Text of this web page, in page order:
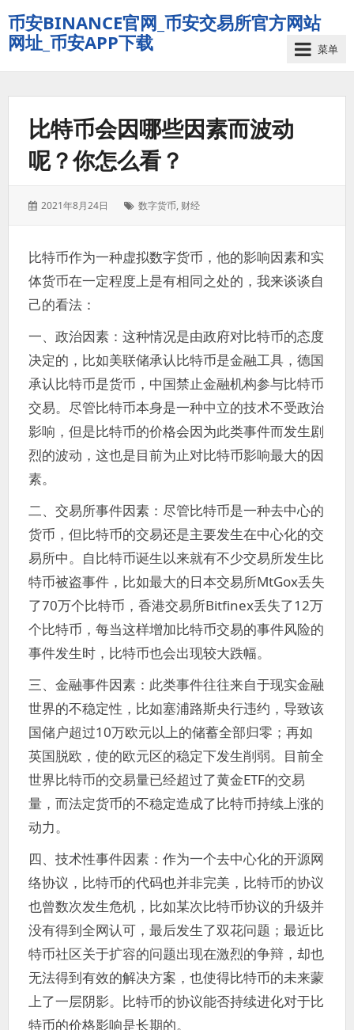
币安BINANCE官网_币安交易所官方网站
网址_币安APP下载
菜单
比特币会因哪些因素而波动
呢？你怎么看？
发
2021年8月24日
标
数字货币, 财经
比特币作为一种虚拟数字货币，他的影响因素和实
体货币在一定程度上是有相同之处的，我来谈谈自
己的看法：
一、政治因素：这种情况是由政府对比特币的态度
决定的，比如美联储承认比特币是金融工具，德国
承认比特币是货币，中国禁止金融机构参与比特币
交易。尽管比特币本身是一种中立的技术不受政治
影响，但是比特币的价格会因为此类事件而发生剧
烈的波动，这也是目前为止对比特币影响最大的因
素。
二、交易所事件因素：尽管比特币是一种去中心的
货币，但比特币的交易还是主要发生在中心化的交
易所中。自比特币诞生以来就有不少交易所发生比
特币被盗事件，比如最大的日本交易所MtGox丢失
了70万个比特币，香港交易所Bitfinex丢失了12万
个比特币，每当这样增加比特币交易的事件风险的
事件发生时，比特币也会出现较大跌幅。
三、金融事件因素：此类事件往往来自于现实金融
世界的不稳定性，比如塞浦路斯央行违约，导致该
国储户超过10万欧元以上的储蓄全部归零；再如
英国脱欧，使的欧元区的稳定下发生削弱。目前全
世界比特币的交易量已经超过了黄金ETF的交易
量，而法定货币的不稳定造成了比特币持续上涨的
动力。
四、技术性事件因素：作为一个去中心化的开源网
络协议，比特币的代码也并非完美，比特币的协议
也曾数次发生危机，比如某次比特币协议的升级并
没有得到全网认可，最后发生了双花问题；最近比
特币社区关于扩容的问题出现在激烈的争辩，却也
无法得到有效的解决方案，也使得比特币的未来蒙
上了一层阴影。比特币的协议能否持续进化对于比
特币的价格影响是长期的。